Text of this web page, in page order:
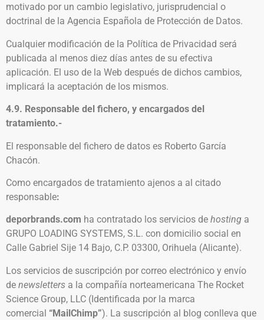
motivado por un cambio legislativo, jurisprudencial o
doctrinal de la Agencia Española de Protección de Datos.
Cualquier modificación de la Política de Privacidad será
publicada al menos diez días antes de su efectiva
aplicación. El uso de la Web después de dichos cambios,
implicará la aceptación de los mismos.
4.9. Responsable del fichero, y encargados del
tratamiento.-
El responsable del fichero de datos es Roberto García
Chacón.
Como encargados de tratamiento ajenos a al citado
responsable:
deporbrands.com ha contratado los servicios de hosting a
GRUPO LOADING SYSTEMS, S.L. con domicilio social en
Calle Gabriel Sije 14 Bajo, C.P. 03300, Orihuela (Alicante).
Los servicios de suscripción por correo electrónico y envío
de newsletters a la compañía norteamericana The Rocket
Science Group, LLC (Identificada por la marca
comercial “MailChimp”). La suscripción al blog conlleva que